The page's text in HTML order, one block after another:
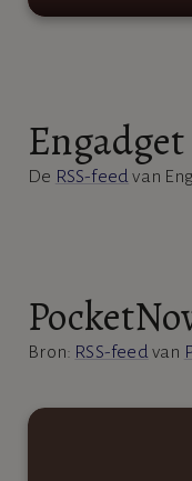
Engadget
De RSS-feed van
Bron: RSS-feed van